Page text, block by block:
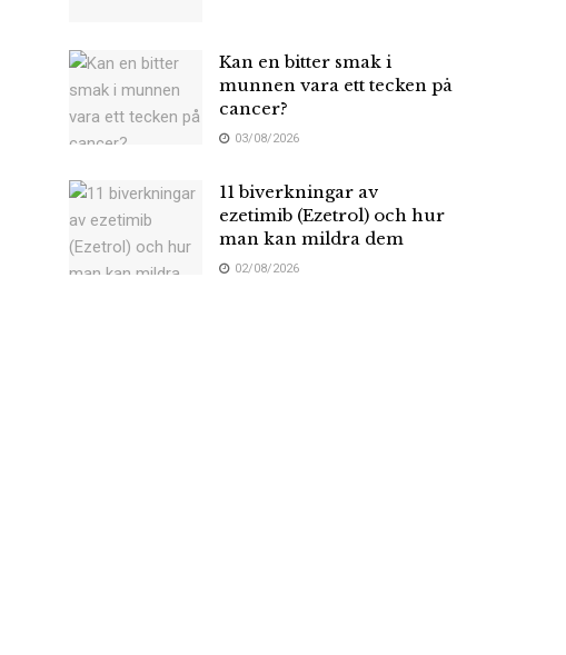
Kan en bitter smak i
munnen vara ett tecken på
cancer?
03/08/2026
11 biverkningar av
ezetimib (Ezetrol) och hur
man kan mildra dem
02/08/2026